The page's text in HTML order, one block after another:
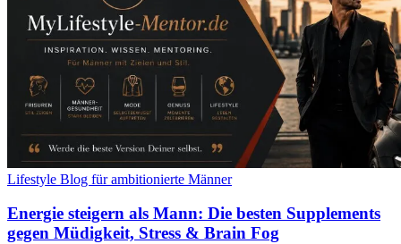
Lifestyle Blog für ambitionierte Männer
Energie steigern als Mann: Die besten Supplements
gegen Müdigkeit, Stress & Brain Fog